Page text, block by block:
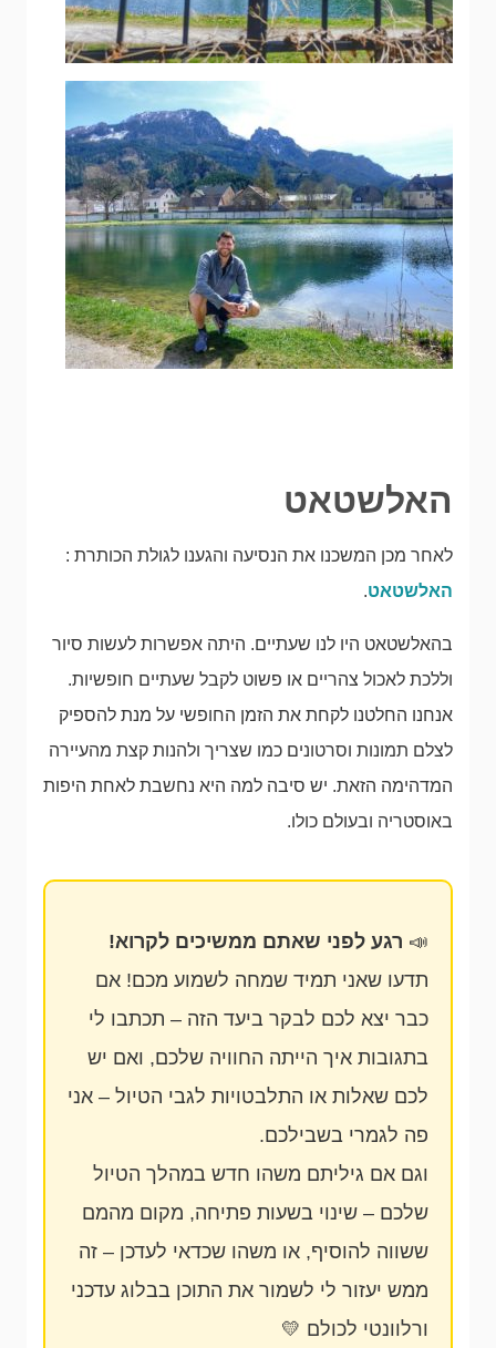
האלשטאט
לאחר מכן המשכנו את הנסיעה והגענו לגולת הכותרת :
האלשטאט.
בהאלשטאט היו לנו שעתיים. היתה אפשרות לעשות סיור
וללכת לאכול צהריים או פשוט לקבל שעתיים חופשיות.
אנחנו החלטנו לקחת את הזמן החופשי על מנת להספיק
לצלם תמונות וסרטונים כמו שצריך ולהנות קצת מהעיירה
המדהימה הזאת. יש סיבה למה היא נחשבת לאחת היפות
באוסטריה ובעולם כולו.
📣 רגע לפני שאתם ממשיכים לקרוא!
תדעו שאני תמיד שמחה לשמוע מכם! אם
כבר יצא לכם לבקר ביעד הזה – תכתבו לי
בתגובות איך הייתה החוויה שלכם, ואם יש
לכם שאלות או התלבטויות לגבי הטיול – אני
פה לגמרי בשבילכם.
וגם אם גיליתם משהו חדש במהלך הטיול
שלכם – שינוי בשעות פתיחה, מקום מהמם
ששווה להוסיף, או משהו שכדאי לעדכן – זה
ממש יעזור לי לשמור את התוכן בבלוג עדכני
ורלוונטי לכולם 💛